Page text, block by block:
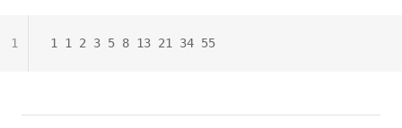
1 1 2 3 5 8 13 21 34 55
1